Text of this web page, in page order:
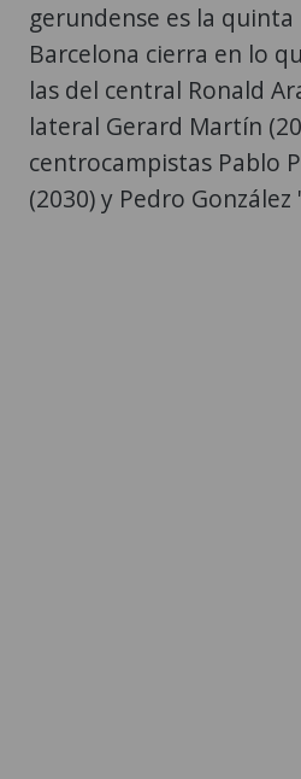
gerundense es la
Barcelona cierra en lo
las del central Ronald
lateral Gerard Martín
centrocampistas Pablo
(2030) y Pedro González